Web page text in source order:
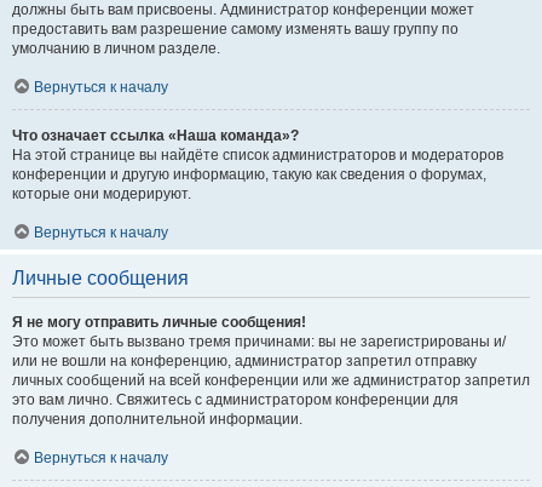
должны быть вам присвоены. Администратор конференции может
предоставить вам разрешение самому изменять вашу группу по
умолчанию в личном разделе.
Вернуться к началу
Что означает ссылка «Наша команда»?
На этой странице вы найдёте список администраторов и модераторов
конференции и другую информацию, такую как сведения о форумах,
которые они модерируют.
Вернуться к началу
Личные сообщения
Я не могу отправить личные сообщения!
Это может быть вызвано тремя причинами: вы не зарегистрированы и/
или не вошли на конференцию, администратор запретил отправку
личных сообщений на всей конференции или же администратор запретил
это вам лично. Свяжитесь с администратором конференции для
получения дополнительной информации.
Вернуться к началу